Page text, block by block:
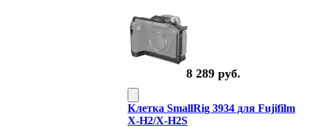
8 289 руб.
Клетка SmallRig 3934 для Fujifilm
X-H2/X-H2S